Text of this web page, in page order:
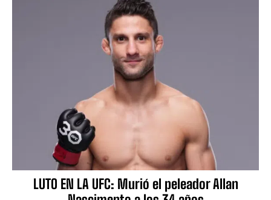
LUTO EN LA UFC: Murió el peleador Allan